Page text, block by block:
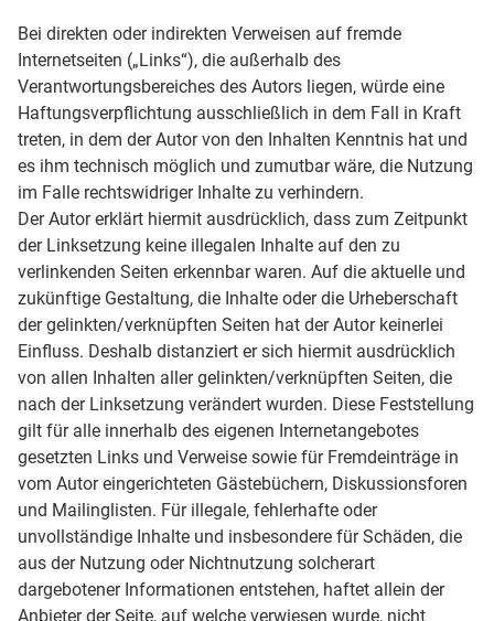
Bei direkten oder indirekten Verweisen auf fremde
Internetseiten („Links“), die außerhalb des
Verantwortungsbereiches des Autors liegen, würde eine
Haftungsverpflichtung ausschließlich in dem Fall in Kraft
treten, in dem der Autor von den Inhalten Kenntnis hat und
es ihm technisch möglich und zumutbar wäre, die Nutzung
im Falle rechtswidriger Inhalte zu verhindern.
Der Autor erklärt hiermit ausdrücklich, dass zum Zeitpunkt
der Linksetzung keine illegalen Inhalte auf den zu
verlinkenden Seiten erkennbar waren. Auf die aktuelle und
zukünftige Gestaltung, die Inhalte oder die Urheberschaft
der gelinkten/verknüpften Seiten hat der Autor keinerlei
Einfluss. Deshalb distanziert er sich hiermit ausdrücklich
von allen Inhalten aller gelinkten/verknüpften Seiten, die
nach der Linksetzung verändert wurden. Diese Feststellung
gilt für alle innerhalb des eigenen Internetangebotes
gesetzten Links und Verweise sowie für Fremdeinträge in
vom Autor eingerichteten Gästebüchern, Diskussionsforen
und Mailinglisten. Für illegale, fehlerhafte oder
unvollständige Inhalte und insbesondere für Schäden, die
aus der Nutzung oder Nichtnutzung solcherart
dargebotener Informationen entstehen, haftet allein der
Anbieter der Seite, auf welche verwiesen wurde, nicht